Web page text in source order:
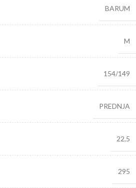
BARUM
M
154/149
PREDNJA
22,5
295